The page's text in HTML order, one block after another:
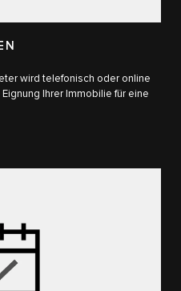
wird telefonisch oder online
Ihrer Immobilie für eine